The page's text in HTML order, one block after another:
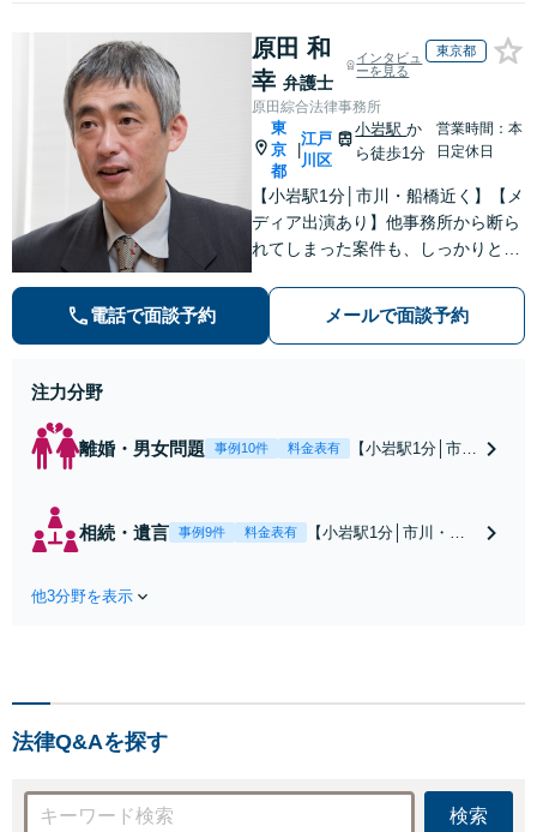
原田 和
幸 弁護士
インタビュ
ーを見る
東京都
原田綜合法律事務所
東
京
都
|
江戸
川区
小岩駅か
ら徒歩1分
営業時間：本
日定休日
【小岩駅1分│市川・船橋近く】【メ
ディア出演あり】他事務所から断ら
れてしまった案件も、しっかりと面
【解決実績約1000件】豊富な離婚調
停・裁判実績あり【不動産業界出
電話で面談予約 メールで面談予約
注力分野
離婚・男女問題 事例10件 料金表有
【小岩駅1分│市
回避、裁判提起前
の和解、子の認知
相続・遺言 事例9件 料金表有
【小岩駅1分│市川・船
しい地域の皆さまも、
休日対応可】
他3分野を表示
法律Q&Aを探す
検索